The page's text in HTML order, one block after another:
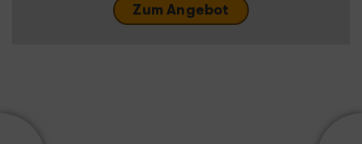
Zum Angebot